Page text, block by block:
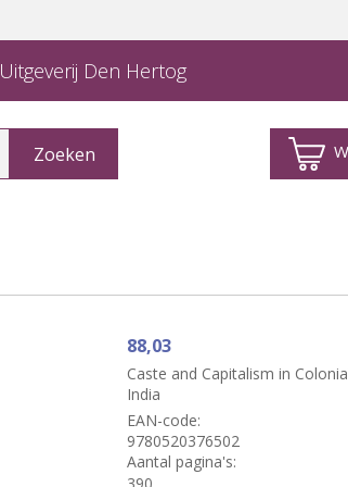
Uitgeverij Den Hertog
88,03
Caste and Capitalism in
India
EAN-code:
9780520376502
Aantal pagina's: